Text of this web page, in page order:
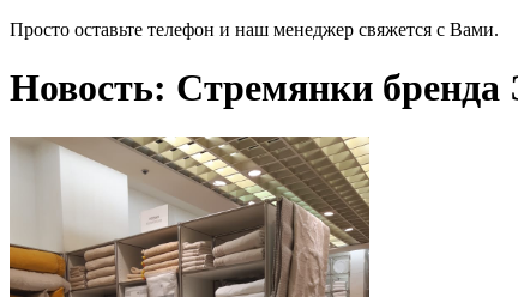
Просто оставьте телефон и наш менеджер свяжется с Вами.
Новость: Стремянки бренда